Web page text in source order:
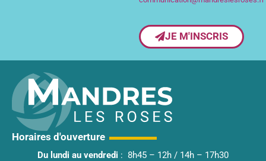
JE M'INSCRIS
Horaires d'ouverture
Du lundi au vendredi : 8h45 – 12h / 14h – 17h30